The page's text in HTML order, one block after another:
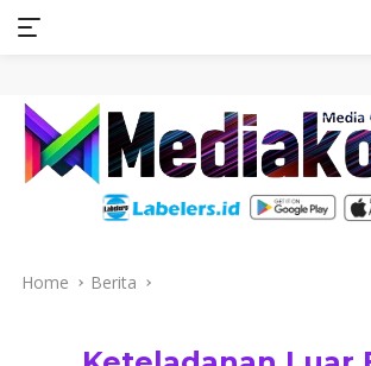
Skip
content
Home Berita